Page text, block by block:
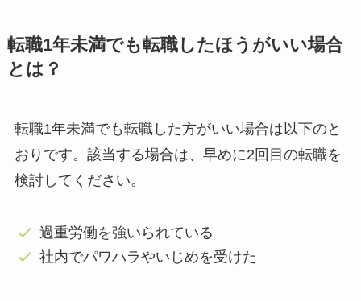
転職1年未満でも転職したほうがいい場合
とは？
転職1年未満でも転職した方がいい場合は以下のと
おりです。該当する場合は、早めに2回目の転職を
検討してください。
過重労働を強いられている
社内でパワハラやいじめを受けた